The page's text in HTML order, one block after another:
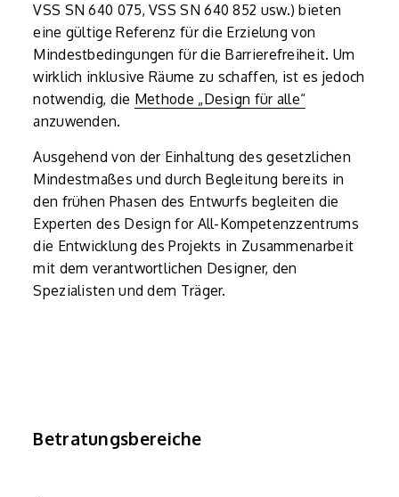
VSS SN 640 075, VSS SN 640 852 usw.) bieten
eine gültige Referenz für die Erzielung von
Mindestbedingungen für die Barrierefreiheit. Um
wirklich inklusive Räume zu schaffen, ist es jedoch
notwendig, die Methode „Design für alle“
anzuwenden.
Ausgehend von der Einhaltung des gesetzlichen
Mindestmaßes und durch Begleitung bereits in
den frühen Phasen des Entwurfs begleiten die
Experten des Design for All-Kompetenzzentrums
die Entwicklung des Projekts in Zusammenarbeit
mit dem verantwortlichen Designer, den
Spezialisten und dem Träger.
Betratungsbereiche